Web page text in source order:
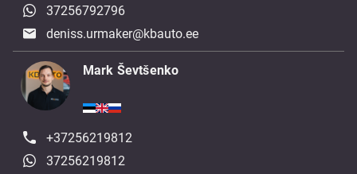
37256792796
deniss.urmaker@kbauto.ee
Mark Ševtšenko
+37256219812
37256219812